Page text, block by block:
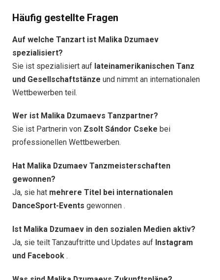
Häufig gestellte Fragen
Auf welche Tanzart ist Malika Dzumaev
spezialisiert?
Sie ist spezialisiert auf lateinamerikanischen Tanz
und Gesellschaftstänze und nimmt an internationalen
Wettbewerben teil.
Wer ist Malika Dzumaevs Tanzpartner?
Sie ist Partnerin von Zsolt Sándor Cseke bei
professionellen Wettbewerben.
Hat Malika Dzumaev Tanzmeisterschaften
gewonnen?
Ja, sie hat mehrere Titel bei internationalen
DanceSport-Events gewonnen .
Ist Malika Dzumaev in den sozialen Medien aktiv?
Ja, sie teilt Tanzauftritte und Updates auf Instagram
und Facebook .